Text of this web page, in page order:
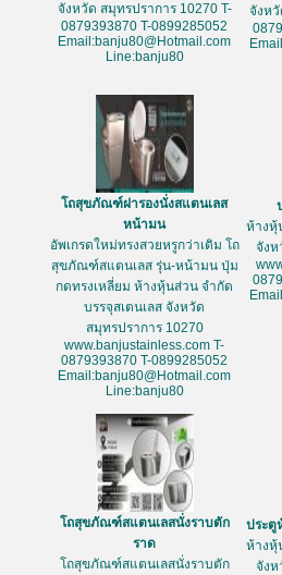
จังหวัด สมุทรปราการ 10270 T-
0879393870 T-0899285052
Email:banju80@Hotmail.com
Line:banju80
จังห
โถสุขภัณฑ์ฝารองนั่งสแตนเลส
หน้ามน
อัพเกรดใหม่ทรงสวยหรูกว่าเดิม โถ
สุขภัณฑ์สแตนเลส รุ่น-หน้ามน ปุ่ม
กดทรงเหลี่ยม ห้างหุ้นส่วน จำกัด
บรรจุสเตนเลส จังหวัด
สมุทรปราการ 10270
www.banjustainless.com T-
0879393870 T-0899285052
Email:banju80@Hotmail.com
Line:banju80
ห้างหุ้
จังห
โถสุขภัณฑ์สแตนเลสนั่งราบตัก
ราด
โถสุขภัณฑ์สแตนเลสนั่งราบตัก
ประตู
ห้างหุ้
จังห